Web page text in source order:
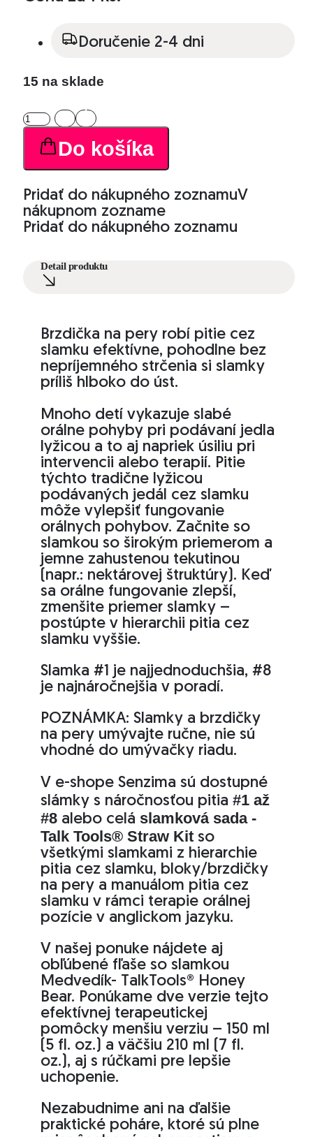
Doručenie 2-4 dni
15 na sklade
množstvo
Brzdička
pery Do košíka
Pridať do nákupného zoznamuV
nákupnom zozname
Pridať do nákupného zoznamu
Detail produktu
Brzdička na pery robí pitie cez
slamku efektívne, pohodlne bez
nepríjemného strčenia si slamky
príliš hlboko do úst.
Mnoho detí vykazuje slabé
orálne pohyby pri podávaní jedla
lyžicou a to aj napriek úsiliu pri
intervencii alebo terapií. Pitie
týchto tradične lyžicou
podávaných jedál cez slamku
môže vylepšiť fungovanie
orálnych pohybov. Začnite so
slamkou so širokým priemerom a
jemne zahustenou tekutinou
(napr.: nektárovej štruktúry). Keď
sa orálne fungovanie zlepší,
zmenšite priemer slamky –
postúpte v hierarchii pitia cez
slamku vyššie.
Slamka #1 je najjednoduchšia, #8
je najnáročnejšia v poradí.
POZNÁMKA: Slamky a brzdičky
na pery umývajte ručne, nie sú
vhodné do umývačky riadu.
V e-shope Senzima sú dostupné
slámky s náročnosťou pitia #1 až
#8 alebo celá slamková sada -
Talk Tools® Straw Kit so
všetkými slamkami z hierarchie
pitia cez slamku, bloky/brzdičky
na pery a manuálom pitia cez
slamku v rámci terapie orálnej
pozície v anglickom jazyku.
V našej ponuke nájdete aj
obľúbené fľaše so slamkou
Medvedík- TalkTools® Honey
Bear. Ponúkame dve verzie tejto
efektívnej terapeutickej
pomôcky menšiu verziu – 150 ml
(5 fl. oz.) a väčšiu 210 ml (7 fl.
oz.), aj s rúčkami pre lepšie
uchopenie.
Nezabudnime ani na ďalšie
praktické poháre, ktoré sú plne